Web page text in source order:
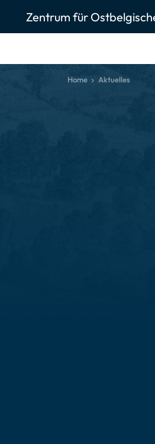
Zentrum für
Home Aktuelles